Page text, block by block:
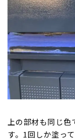
上の部材も同じ
す。1回しか塗っ